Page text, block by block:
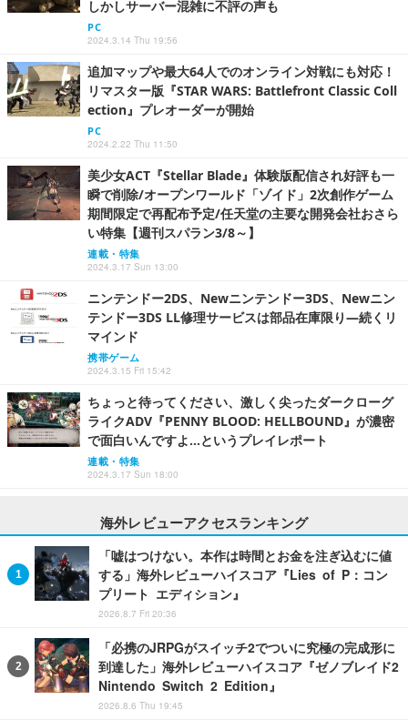
しかしサーバー混雑に不評の声も
PC
2024.3.14 Thu 19:56
追加マップや最大64人でのオンライン対戦にも対応！
リマスター版『STAR WARS: Battlefront Classic Coll
ection』プレオーダーが開始
PC
2024.2.22 Thu 11:50
美少女ACT『Stellar Blade』体験版配信され好評も一
瞬で削除/オープンワールド「ゾイド」2次創作ゲーム
期間限定で再配布予定/任天堂の主要な開発会社おさら
い特集【週刊スパラン3/8～】
連載・特集
2024.3.17 Sun 13:00
ニンテンドー2DS、Newニンテンドー3DS、Newニン
テンドー3DS LL修理サービスは部品在庫限り―続くリ
マインド
携帯ゲーム
2024.3.15 Fri 15:42
ちょっと待ってください、激しく尖ったダークローグ
ライクADV『PENNY BLOOD: HELLBOUND』が濃密
で面白いんですよ…というプレイレポート
連載・特集
2024.3.17 Sun 18:00
海外レビューアクセスランキング
「嘘はつけない。本作は時間とお金を注ぎ込むに値
する」海外レビューハイスコア『Lies of P：コン
プリート エディション』
2026.8.7 Fri 20:36
「必携のJRPGがスイッチ2でついに究極の完成形に
到達した」海外レビューハイスコア『ゼノブレイド2
Nintendo Switch 2 Edition』
2026.8.6 Thu 19:45